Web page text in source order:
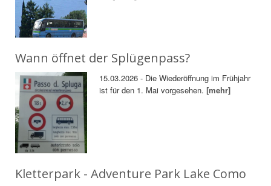
Wann öffnet der Splügenpass?
15.03.2026 - Die Wiederöffnung im Frühjahr
ist für den 1. Mai vorgesehen.[mehr]
Kletterpark - Adventure Park Lake Como